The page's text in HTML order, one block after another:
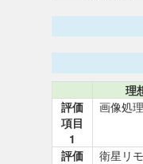
理
評価
項目
1
画像処
評価
衛星リ